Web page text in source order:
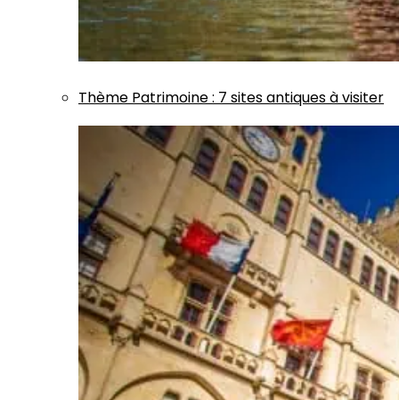
Thème Patrimoine: 7 sites antiques à visiter